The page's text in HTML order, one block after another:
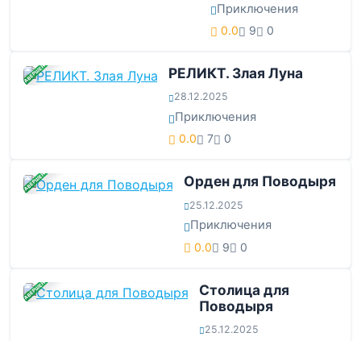
Приключения
0.0 9 0
ЗАВЕРШЕНА РЕЛИКТ. Злая Луна
28.12.2025
Приключения
0.0 7 0
ЗАВЕРШЕНА Орден для Поводыря
25.12.2025
Приключения
0.0 9 0
ЗАВЕРШЕНА
Столица для
Поводыря
25.12.2025